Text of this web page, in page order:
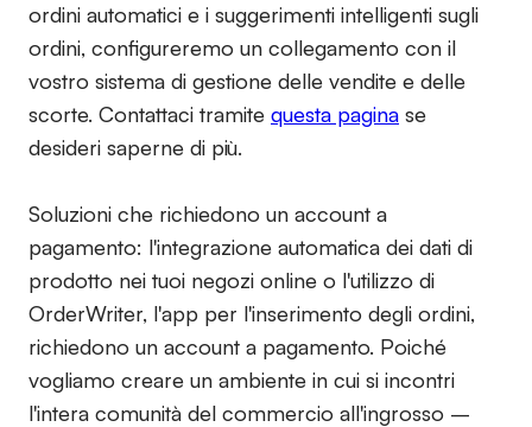
ordini automatici e i suggerimenti intelligenti sugli
ordini, configureremo un collegamento con il
vostro sistema di gestione delle vendite e delle
scorte. Contattaci tramite questa pagina se
desideri saperne di più.
Soluzioni che richiedono un account a
pagamento: l'integrazione automatica dei dati di
prodotto nei tuoi negozi online o l'utilizzo di
OrderWriter, l'app per l'inserimento degli ordini,
richiedono un account a pagamento. Poiché
vogliamo creare un ambiente in cui si incontri
l'intera comunità del commercio all'ingrosso –